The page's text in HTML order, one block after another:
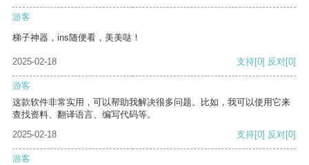
游客
梯子神器，ins随便看，美美哒！
2025-02-18 支持[0] 反对[0]
游客
这款软件非常实用，可以帮助我解决很多问题。比如，我可以使用它来
查找资料、翻译语言、编写代码等。
2025-02-18
支持[0] 反对[0]
游客